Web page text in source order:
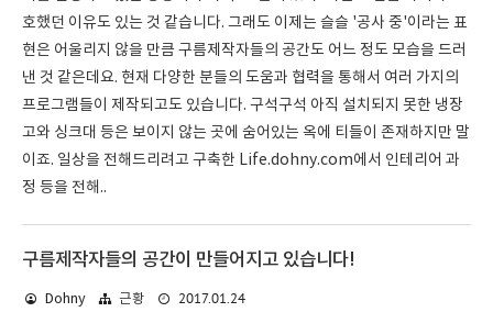
호했던 이유도 있는 것 같습니다. 그래도 이제는 슬슬 '공사 중'이라는 표
현은 어울리지 않을 만큼 구름제작자들의 공간도 어느 정도 모습을 드러
낸 것 같은데요. 현재 다양한 분들의 도움과 협력을 통해서 여러 가지의
프로그램들이 제작되고도 있습니다. 구석구석 아직 설치되지 못한 냉장
고와 싱크대 등은 보이지 않는 곳에 숨어있는 옥에 티들이 존재하지만 말
이죠. 일상을 전해드리려고 구축한 Life.dohny.com에서 인테리어 과
정 등을 전해..
구름제작자들의 공간이 만들어지고 있습니다!
Dohny 근황 2017.01.24